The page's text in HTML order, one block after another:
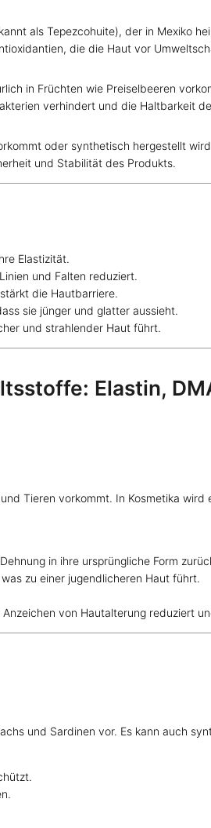
als Tepezcohuite), der in Mexiko
die die Haut vor
in Früchten wie Preiselbeeren
verhindert und die Haltbarkeit
oder synthetisch hergestellt
und Stabilität des Produkts.
Elastizität.
und Falten reduziert.
die Hautbarriere.
sie jünger und glatter aussieht.
und strahlender Haut führt.
Elastin,
Tieren vorkommt. In Kosmetika
in ihre ursprüngliche Form
zu einer jugendlicheren Haut führt.
von Hautalterung reduziert
und Sardinen vor. Es kann auch